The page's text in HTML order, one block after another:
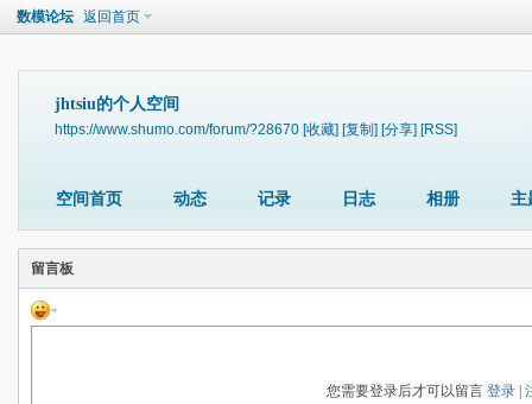
数模论坛 返回首页
jhtsiu的个人空间
https://www.shumo.com/forum/?28670 [收藏] [复制] [分享] [RSS]
空间首页 动态 记录 日志 相册 主
留言板
您需要登录后才可以留言登录 |